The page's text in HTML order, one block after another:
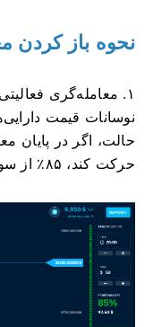
نحوه باز کردن
۱. معامله‌گری
نوسانات قیمت
حالت، اگر در پایان
حرکت کند، ۸۵٪ از سود را دریافت خواهید کرد.